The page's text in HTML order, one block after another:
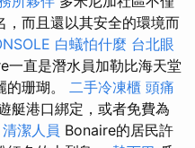
，而且還以其安全的環境而
白蟻怕什麼 台北眼
一直是潛水員加勒比海天堂
珊瑚。 二手冷凍櫃 頭痛
艇港口綁定，或者免費為
清潔人員 Bonaire的居民許